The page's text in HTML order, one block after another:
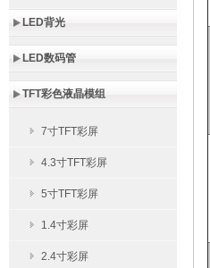
LED背光
LED数码管
TFT彩色液晶模组
7寸TFT彩屏
4.3寸TFT彩屏
5寸TFT彩屏
1.4寸彩屏
2.4寸彩屏